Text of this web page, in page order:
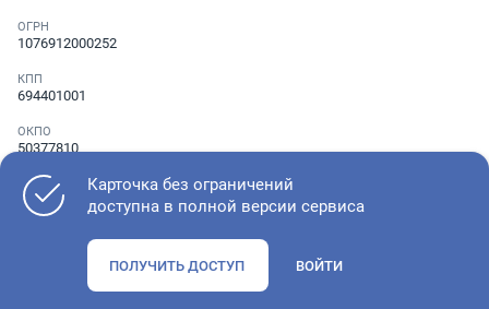
ОГРН
1076912000252
КПП
694401001
ОКПО
50377810
Телефон
Не указан
Как оценить состояние компании
Карточка без ограничений
доступна в полной версии сервиса
ПОЛУЧИТЬ ДОСТУП ВОЙТИ